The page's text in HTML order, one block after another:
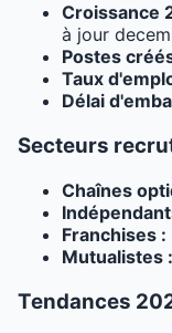
Croissance
à jour
Postes
Taux
Délai
Secteurs
Chaînes
Franchises :
Mutualistes :
Tendances